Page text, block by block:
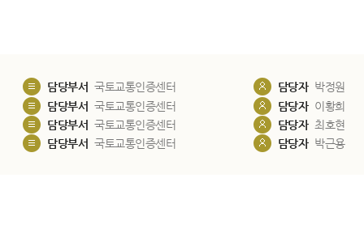
담당부서 국토교통인증센터 담당자 박정원
담당부서 국토교통인증센터 담당자 이황희
담당부서 국토교통인증센터 담당자 최호현
담당부서 국토교통인증센터 담당자 박근용